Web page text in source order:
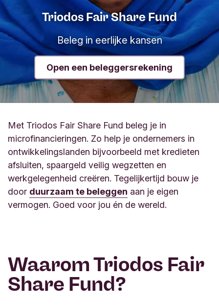
Triodos Fair Share Fund
Beleg in eerlijke kansen
Open een beleggersrekening
Met Triodos Fair Share Fund beleg je in
microfinancieringen. Zo help je ondernemers in
ontwikkelingslanden bijvoorbeeld met kredieten
afsluiten, spaargeld veilig wegzetten en
werkgelegenheid creëren. Tegelijkertijd bouw je
door duurzaam te beleggen aan je eigen
vermogen. Goed voor jou én de wereld.
Waarom Triodos Fair
Share Fund?